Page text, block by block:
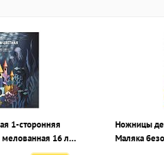
1-сторонняя
16 л.
на скрепке
Ножницы
Маляка
ручки